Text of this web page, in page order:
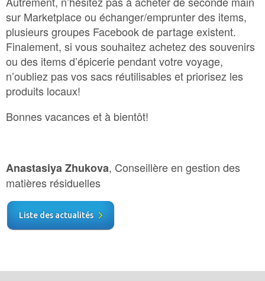
sur Marketplace ou échanger/emprunter des items,
plusieurs groupes Facebook de partage existent.
Finalement, si vous souhaitez achetez des souvenirs
ou des items d’épicerie pendant votre voyage,
n’oubliez pas vos sacs réutilisables et priorisez les
produits locaux!
Bonnes vacances et à bientôt!
Anastasiya Zhukova, Conseillère en gestion des
matières résiduelles
Liste des actualités